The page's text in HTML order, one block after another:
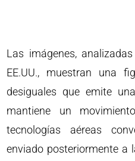
Las imágenes,
EE.UU., muestran una
desiguales que emite
mantiene un
tecnologías aéreas
enviado posteriormente a